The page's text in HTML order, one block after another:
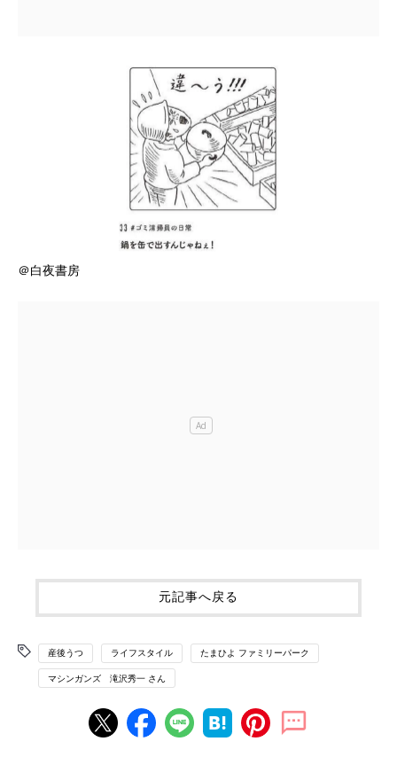
＠白夜書房
元記事へ戻る
産後うつ ライフスタイル たまひよ ファミリーパーク
マシンガンズ 滝沢秀一 さん